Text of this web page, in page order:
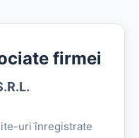
firmei
uri înregistrate